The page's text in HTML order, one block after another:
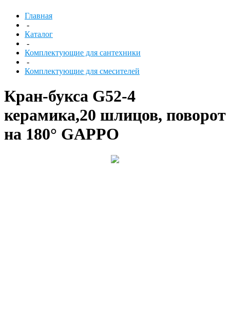
Главная
-
Каталог
-
Комплектующие для сантехники
-
Комплектующие для смесителей
Кран-букса G52-4
керамика,20 шлицов, поворот
на 180° GAPPO